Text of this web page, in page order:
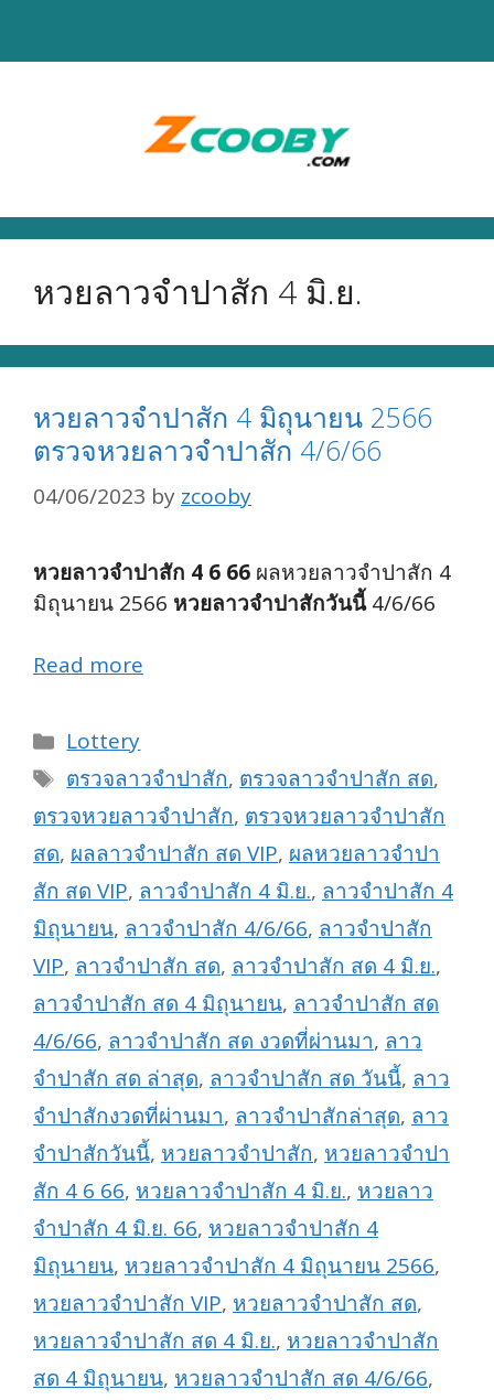
หวยลาวจำปาสัก 4 มิ.ย.
หวยลาวจำปาสัก 4 มิถุนายน 2566
ตรวจหวยลาวจำปาสัก 4/6/66
04/06/2023 by zcooby
หวยลาวจำปาสัก 4 6 66 ผลหวยลาวจำปาสัก 4
มิถุนายน 2566 หวยลาวจำปาสักวันนี้4/6/66
Read more
Categories
Lottery
Tags
ตรวจลาวจำปาสัก, ตรวจลาวจำปาสัก สด,
ตรวจหวยลาวจำปาสัก, ตรวจหวยลาวจำปาสัก
สด, ผลลาวจำปาสัก สด VIP, ผลหวยลาวจำปา
สัก สด VIP, ลาวจำปาสัก 4 มิ.ย., ลาวจำปาสัก 4
มิถุนายน, ลาวจำปาสัก 4/6/66, ลาวจำปาสัก
VIP, ลาวจำปาสัก สด, ลาวจำปาสัก สด 4 มิ.ย.,
ลาวจำปาสัก สด 4 มิถุนายน, ลาวจำปาสัก สด
4/6/66, ลาวจำปาสัก สด งวดที่ผ่านมา, ลาว
จำปาสัก สด ล่าสุด, ลาวจำปาสัก สด วันนี้, ลาว
จำปาสักงวดที่ผ่านมา, ลาวจำปาสักล่าสุด, ลาว
จำปาสักวันนี้, หวยลาวจำปาสัก, หวยลาวจำปา
สัก 4 6 66, หวยลาวจำปาสัก 4 มิ.ย., หวยลาว
จำปาสัก 4 มิ.ย. 66, หวยลาวจำปาสัก 4
มิถุนายน, หวยลาวจำปาสัก 4 มิถุนายน 2566,
หวยลาวจำปาสัก VIP, หวยลาวจำปาสัก สด,
หวยลาวจำปาสัก สด 4 มิ.ย., หวยลาวจำปาสัก
สด 4 มิถุนายน, หวยลาวจำปาสัก สด 4/6/66,